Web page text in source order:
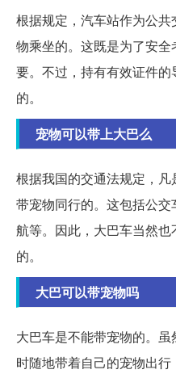
根据规定，汽车站作为公
物乘坐的。这既是为了安
要。不过，持有有效证件
的。
宠物可以带上大巴么
根据我国的交通法规定，
带宠物同行的。这包括公
航等。因此，大巴车当然
的。
大巴可以带宠物吗
大巴车是不能带宠物的。
时随地带着自己的宠物出